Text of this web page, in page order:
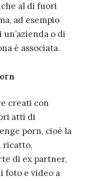
al di fuori
ad esempio
o di
è associata.
creati con
atti di
porn, cioè la
ricatto,
di ex partner,
foto e video a